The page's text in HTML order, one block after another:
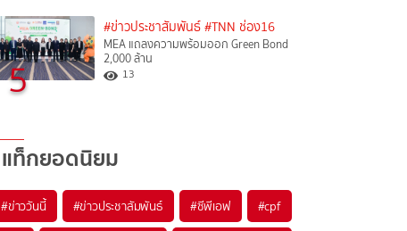
5
#ข่าวประชาสัมพันธ์ #TNN ช่อง16
MEA แถลงความพร้อมออก Green Bond
2,000 ล้าน
13
แท็กยอดนิยม
#ข่าววันนี้ #ข่าวประชาสัมพันธ์ #ซีพีเอฟ #cpf